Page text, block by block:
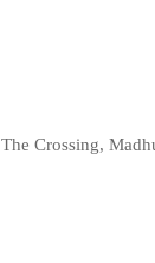
The Crossing,